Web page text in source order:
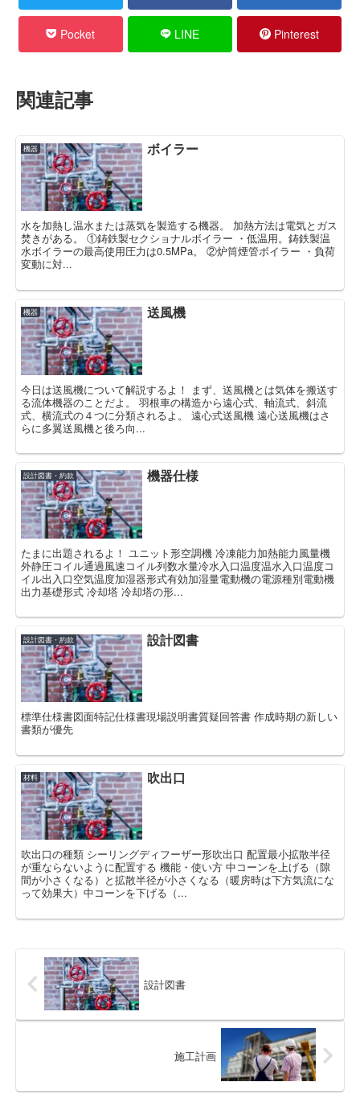
Pocket LINE Pinterest
関連記事
機器 ボイラー
水を加熱し温水または蒸気を製造する機器。 加熱方法は電気とガス
焚きがある。 ①鋳鉄製セクショナルボイラー ・低温用。鋳鉄製温
水ボイラーの最高使用圧力は0.5MPa。 ②炉筒煙管ボイラー ・負荷
変動に対...
機器 送風機
今日は送風機について解説するよ！ まず、送風機とは気体を搬送す
る流体機器のことだよ。 羽根車の構造から遠心式、軸流式、斜流
式、横流式の４つに分類されるよ。 遠心式送風機 遠心送風機はさ
らに多翼送風機と後ろ向...
設計図書・約款 機器仕様
たまに出題されるよ！ ユニット形空調機 冷凍能力加熱能力風量機
外静圧コイル通過風速コイル列数水量冷水入口温度温水入口温度コ
イル出入口空気温度加湿器形式有効加湿量電動機の電源種別電動機
出力基礎形式 冷却塔 冷却塔の形...
設計図書・約款 設計図書
標準仕様書図面特記仕様書現場説明書質疑回答書 作成時期の新しい
書類が優先
材料 吹出口
吹出口の種類 シーリングディフーザー形吹出口 配置最小拡散半径
が重ならないように配置する 機能・使い方 中コーンを上げる（隙
間が小さくなる）と拡散半径が小さくなる（暖房時は下方気流にな
って効果大）中コーンを下げる（...
設計図書
施工計画